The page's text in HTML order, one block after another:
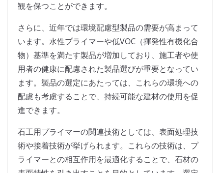
観を保つことができます。
さらに、近年では環境配慮型製品の需要が高まって
います。水性プライマーや低VOC（揮発性有機化合
物）基準を満たす製品が増加しており、施工者や使
用者の健康に配慮された製品選びが重要となってい
ます。製品の選定にあたっては、これらの環境への
配慮も考慮することで、持続可能な建材の使用を促
進できます。
石工用プライマーの関連技術としては、表面処理技
術や接着技術が挙げられます。これらの技術は、プ
ライマーとの相互作用を最適化することで、石材の